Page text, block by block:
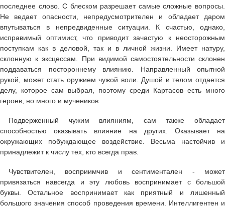
последнее слово. С блеском разрешает самые сложные вопросы.
Не ведает опасности, непредусмотрителен и обладает даром
впутываться в непредвиденные ситуации. К счастью, однако,
исправимый оптимист, что приводит зачастую к неосторожным
поступкам как в деловой, так и в личной жизни. Имеет натуру,
склонную к эксцессам. При видимой самостоятельности склонен
поддаваться постороннему влиянию. Направленный опытной
рукой, может стать оружием чужой воли. Душой и телом отдается
делу, которое сам выбрал, поэтому среди Картасов есть много
героев, но много и мучеников.
Подверженный чужим влияниям, сам также обладает
способностью оказывать влияние на других. Оказывает на
окружающих побуждающее воздействие. Весьма настойчив и
принадлежит к числу тех, кто всегда прав.
Чувствителен, восприимчив и сентиментален - может
привязаться навсегда и эту любовь воспринимает с большой
буквы. Остальное воспринимает как приятный и лишенный
большого значения способ проведения времени. Интеллигентен и